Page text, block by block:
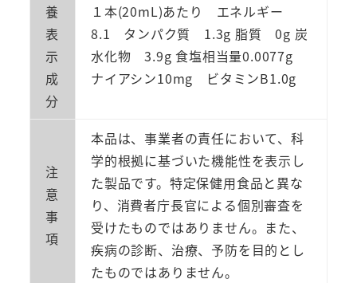
養
表
示
成
分
１本(20mL)あたり エネルギー
8.1 タンパク質 1.3g 脂質 0g 炭
水化物 3.9g 食塩相当量0.0077g
ナイアシン10mg ビタミンB1.0g
注
意
事
項
本品は、事業者の責任において、科
学的根拠に基づいた機能性を表示し
た製品です。特定保健用食品と異な
り、消費者庁長官による個別審査を
受けたものではありません。また、
疾病の診断、治療、予防を目的とし
たものではありません。